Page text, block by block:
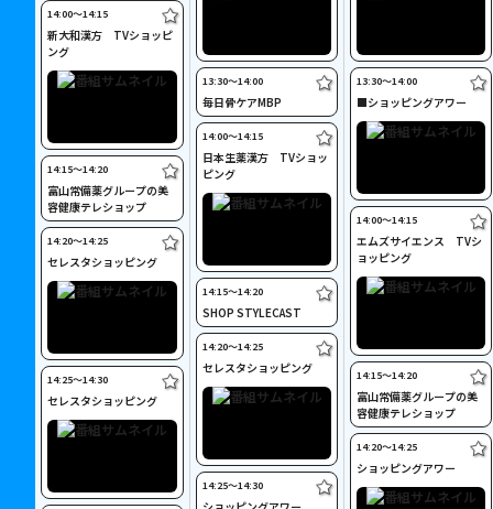
14:00〜14:15
新大和漢方 TVショッピ
ング
14:15〜14:20
富山常備薬グループの美
容健康テレショップ
14:20〜14:25
セレスタショッピング
14:25〜14:30
セレスタショッピング
13:30〜14:00
毎日骨ケアMBP
14:00〜14:15
日本生薬漢方 TVショッ
ピング
14:15〜14:20
SHOP STYLECAST
14:20〜14:25
セレスタショッピング
14:25〜14:30
13:30〜14:00
■ショッピングアワー
14:00〜14:15
エムズサイエンス TVシ
ョッピング
14:15〜14:20
富山常備薬グループの美
容健康テレショップ
14:20〜14:25
ショッピングアワー